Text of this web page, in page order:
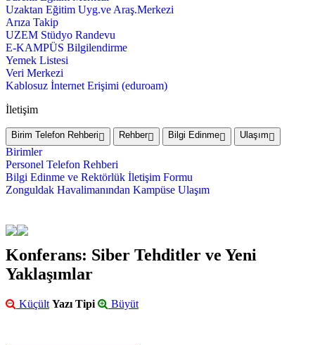
Uzaktan Eğitim Uyg.ve Araş.Merkezi
Arıza Takip
UZEM Stüdyo Randevu
E-KAMPÜS Bilgilendirme
Yemek Listesi
Veri Merkezi
Kablosuz İnternet Erişimi (eduroam)
İletişim
Birim Telefon Rehberi Rehber Bilgi Edinme Ulaşım
Birimler
Personel Telefon Rehberi
Bilgi Edinme ve Rektörlük İletişim Formu
Zonguldak Havalimanından Kampüse Ulaşım
Konferans: Siber Tehditler ve Yeni
Yaklaşımlar
Küçült Yazı Tipi Büyüt